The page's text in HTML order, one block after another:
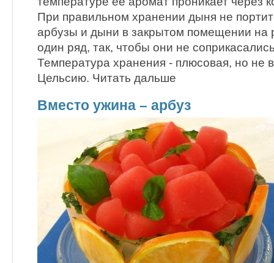
При правильном хранении дыня не
арбузы и дыни в закрытом помещении на
один ряд, так, чтобы они не
Температура хранения - плюсовая, но не
Цельсию. Читать дальше
Вместо ужина – арбуз